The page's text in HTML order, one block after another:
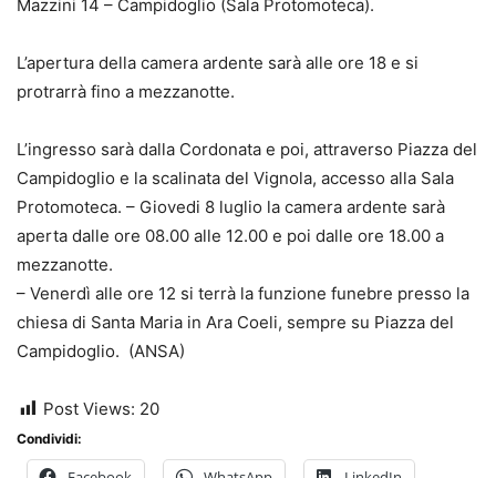
Mazzini 14 – Campidoglio (Sala Protomoteca).
L’apertura della camera ardente sarà alle ore 18 e si
protrarrà fino a mezzanotte.
L’ingresso sarà dalla Cordonata e poi, attraverso Piazza del
Campidoglio e la scalinata del Vignola, accesso alla Sala
Protomoteca. – Giovedi 8 luglio la camera ardente sarà
aperta dalle ore 08.00 alle 12.00 e poi dalle ore 18.00 a
mezzanotte.
– Venerdì alle ore 12 si terrà la funzione funebre presso la
chiesa di Santa Maria in Ara Coeli, sempre su Piazza del
Campidoglio. (ANSA)
Post Views: 20
Condividi: